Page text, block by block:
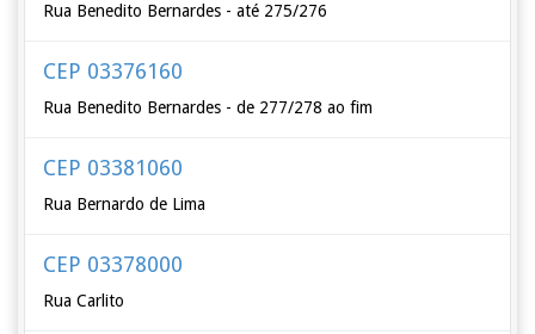
Rua Benedito Bernardes - até 275/276
CEP 03376160
Rua Benedito Bernardes - de 277/278 ao fim
CEP 03381060
Rua Bernardo de Lima
CEP 03378000
Rua Carlito